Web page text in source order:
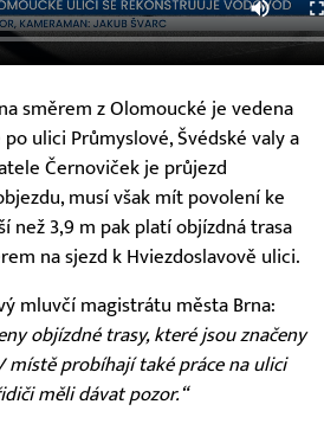
směrem z Olomoucké je vedena
ulici Průmyslové, Švédské valy a
Černoviček je průjezd
musí však mít povolení ke
než 3,9 m pak platí objízdná trasa
na sjezd k Hviezdoslavově ulici.
mluvčí magistrátu města Brna:
objízdné trasy, které jsou značeny
místě probíhají také práce na ulici
měli dávat pozor.“